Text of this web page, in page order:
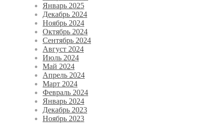
Январь 2025
Декабрь 2024
Ноябрь 2024
Октябрь 2024
Сентябрь 2024
Август 2024
Июль 2024
Май 2024
Апрель 2024
Март 2024
Февраль 2024
Январь 2024
Декабрь 2023
Ноябрь 2023